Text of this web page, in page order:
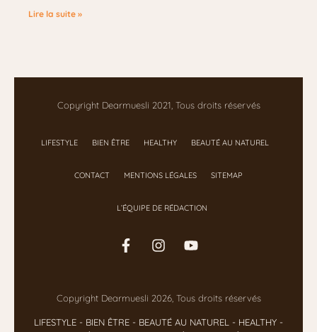
Lire la suite »
Copyright Dearmuesli 2021, Tous droits réservés
LIFESTYLE BIEN ÊTRE HEALTHY BEAUTÉ AU NATUREL
CONTACT MENTIONS LÉGALES SITEMAP
L’ÉQUIPE DE RÉDACTION
Copyright Dearmuesli 2026, Tous droits réservés
LIFESTYLE - BIEN ÊTRE - BEAUTÉ AU NATUREL - HEALTHY -